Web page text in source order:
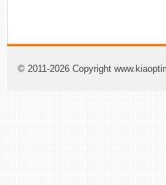
© 2011-2026 Copyright